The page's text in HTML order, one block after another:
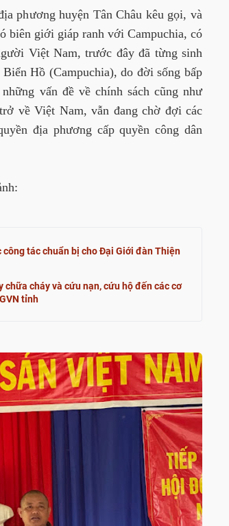
phương huyện Tân Châu kêu gọi, và
biên giới giáp ranh với Campuchia, có
Việt Nam, trước đây đã từng sinh
Hồ (Campuchia), do đời sống bấp
vấn đề về chính sách cũng như
về Việt Nam, vẫn đang chờ đợi các
địa phương cấp quyền công dân
tác chuẩn bị cho Đại Giới đàn Thiện
chữa cháy và cứu nạn, cứu hộ đến các cơ
tỉnh